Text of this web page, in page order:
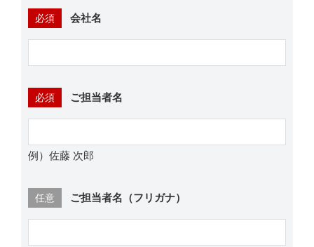
会社名
必須
ご担当者名
必須
例）佐藤 次郎
ご担当者名（フリガナ）
任意